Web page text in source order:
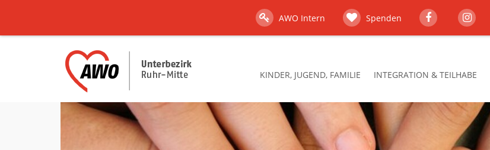
AWO Intern Spenden
KINDER, JUGEND, FAMILIE INTEGRATION & TEILHABE